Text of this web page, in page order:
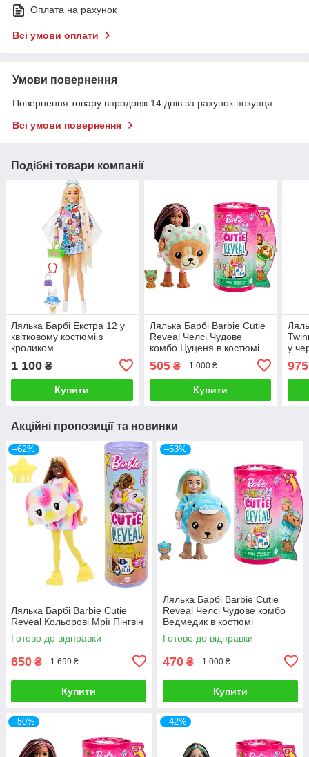
Оплата на рахунок
Всі умови оплати
Умови повернення
Повернення товару впродовж 14 днів за рахунок покупця
Всі умови повернення
Подібні товари компанії
Лялька Барбі Екстра 12 у
квітковому костюмі з
кроликом
1 100 ₴
Купити
Лялька Барбі Barbie Cutie
Reveal Челсі Чудове
комбо Цуценя в костюмі
505₴ 1 000 ₴
Купити
у
975
Акційні пропозиції та новинки
–62%
Лялька Барбі Barbie Cutie
Reveal Кольорові Мрії Пінгвін
Готово до відправки
650 ₴ 1 699 ₴
Купити
–53%
Лялька Барбі Barbie Cutie
Reveal Челсі Чудове комбо
Ведмедик в костюмі
Дельфіну
Готово до відправки
470 ₴ 1 000 ₴
Купити
–50% –42%